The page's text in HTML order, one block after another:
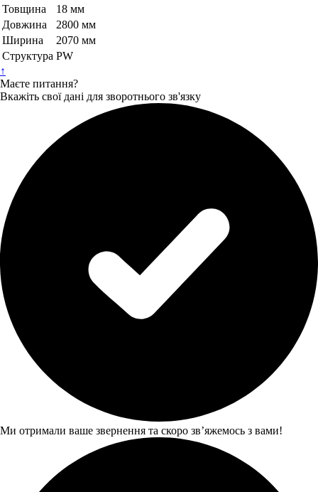
Товщина
18 мм
Довжина
2800 мм
Ширина
2070 мм
Структура PW
↑
Маєте питання?
Вкажіть свої дані для зворотнього зв'язку
Ми отримали ваше звернення та скоро звʼяжемось з вами!